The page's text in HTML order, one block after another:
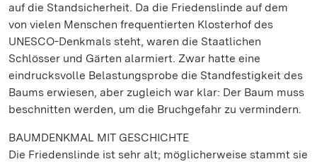
auf die Standsicherheit. Da die Friedenslinde auf dem
von vielen Menschen frequentierten Klosterhof des
UNESCO-Denkmals steht, waren die Staatlichen
Schlösser und Gärten alarmiert. Zwar hatte eine
eindrucksvolle Belastungsprobe die Standfestigkeit des
Baums erwiesen, aber zugleich war klar: Der Baum muss
beschnitten werden, um die Bruchgefahr zu vermindern.
BAUMDENKMAL MIT GESCHICHTE
Die Friedenslinde ist sehr alt; möglicherweise stammt sie